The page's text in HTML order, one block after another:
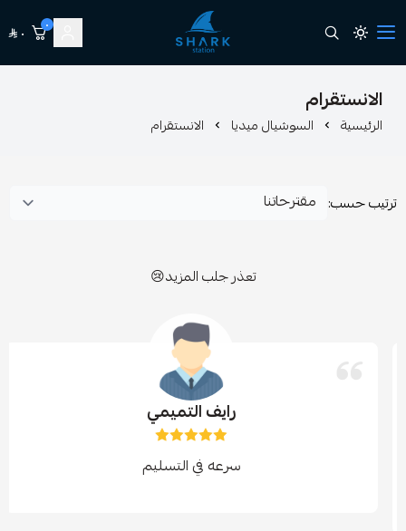
station shark
السوشيال ميديا الانستقرام
تعذر جلب المزيد😢
سرعه في التسليم